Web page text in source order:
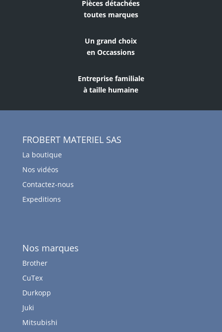
Pièces détachées
toutes marques
Un grand choix
en Occassions
Entreprise familiale
à taille humaine
FROBERT MATERIEL SAS
La boutique
Nos vidéos
Contactez-nous
Expeditions
Nos marques
Brother
CuTex
Durkopp
Juki
Mitsubishi